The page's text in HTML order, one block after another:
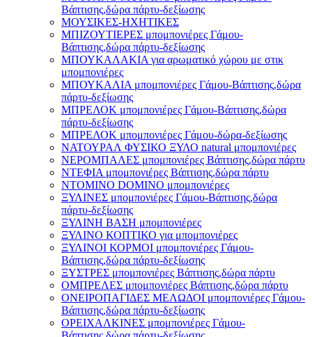
Βάπτισης,δώρα πάρτυ-δεξίωσης
ΜΟΥΣΙΚΕΣ-ΗΧΗΤΙΚΕΣ
ΜΠΙΖΟΥΤΙΕΡΕΣ μπομπονιέρες Γάμου-
Βάπτισης,δώρα πάρτυ-δεξίωσης
ΜΠΟΥΚΑΛΑΚΙΑ για αρωματικό χώρου με στικ
μπομπονιέρες
ΜΠΟΥΚΑΛΙΑ μπομπονιέρες Γάμου-Βάπτισης,δώρα
πάρτυ-δεξίωσης
ΜΠΡΕΛΟΚ μπομπονιέρες Γάμου-Βάπτισης,δώρα
πάρτυ-δεξίωσης
ΜΠΡΕΛΟΚ μπομπονιέρες Γάμου-δώρα-δεξίωσης
ΝΑΤΟΥΡΑΛ ΦΥΣΙΚΟ ΞΥΛΟ natural μπομπονιέρες
ΝΕΡΟΜΠΑΛΕΣ μπομπονιέρες Βάπτισης,δώρα πάρτυ
ΝΤΕΦΙΑ μπομπονιέρες Βάπτισης,δώρα πάρτυ
ΝΤΟΜΙΝΟ DOMINO μπομπονιέρες
ΞΥΛΙΝΕΣ μπομπονιέρες Γάμου-Βάπτισης,δώρα
πάρτυ-δεξίωσης
ΞΥΛΙΝΗ ΒΑΣΗ μπομπονιέρες
ΞΥΛΙΝΟ ΚΟΠΤΙΚΟ για μπομπονιέρες
ΞΥΛΙΝΟΙ ΚΟΡΜΟΙ μπομπονιέρες Γάμου-
Βάπτισης,δώρα πάρτυ-δεξίωσης
ΞΥΣΤΡΕΣ μπομπονιέρες Βάπτισης,δώρα πάρτυ
ΟΜΠΡΕΛΕΣ μπομπονιέρες Βάπτισης,δώρα πάρτυ
ΟΝΕΙΡΟΠΑΓΙΔΕΣ ΜΕΛΩΔΟΙ μπομπονιέρες Γάμου-
Βάπτισης,δώρα πάρτυ-δεξίωσης
ΟΡΕΙΧΑΛΚΙΝΕΣ μπομπονιέρες Γάμου-